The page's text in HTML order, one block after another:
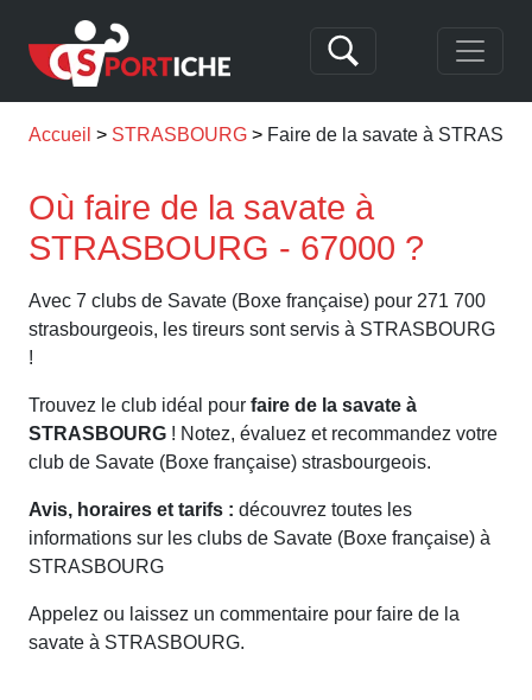
Accueil STRASBOURG Faire de la savate à
Où faire de la savate à
STRASBOURG - 67000 ?
Avec 7 clubs de Savate (Boxe française) pour 271 700
strasbourgeois, les tireurs sont servis à STRASBOURG
!
Trouvez le club idéal pour faire de la savate à
STRASBOURG ! Notez, évaluez et recommandez votre
club de Savate (Boxe française) strasbourgeois.
Avis, horaires et tarifs : découvrez toutes les
informations sur les clubs de Savate (Boxe française) à
STRASBOURG
Appelez ou laissez un commentaire pour faire de la
savate à STRASBOURG.